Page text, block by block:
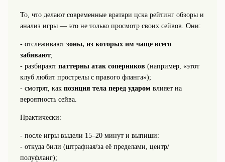
То, что делают современные вратари цска рейтинг обзоры и
анализ игры — это не только просмотр своих сейвов. Они:
- отслеживают зоны, из которых им чаще всего
забивают;
- разбирают паттерны атак соперников (например, «этот
клуб любит прострелы с правого фланга»);
- смотрят, как позиция тела перед ударом влияет на
вероятность сейва.
Практически:
- после игры выдели 15–20 минут и выпиши:
- откуда били (штрафная/за её пределами, центр/
полуфланг);